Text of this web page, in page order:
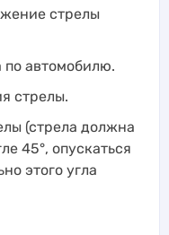
стрелы
автомобилю.
стрелы.
(стрела должна
45°, опускаться
этого угла